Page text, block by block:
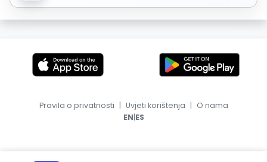
Pravila o privatnosti | Uvjeti korištenja | O nama
EN|ES